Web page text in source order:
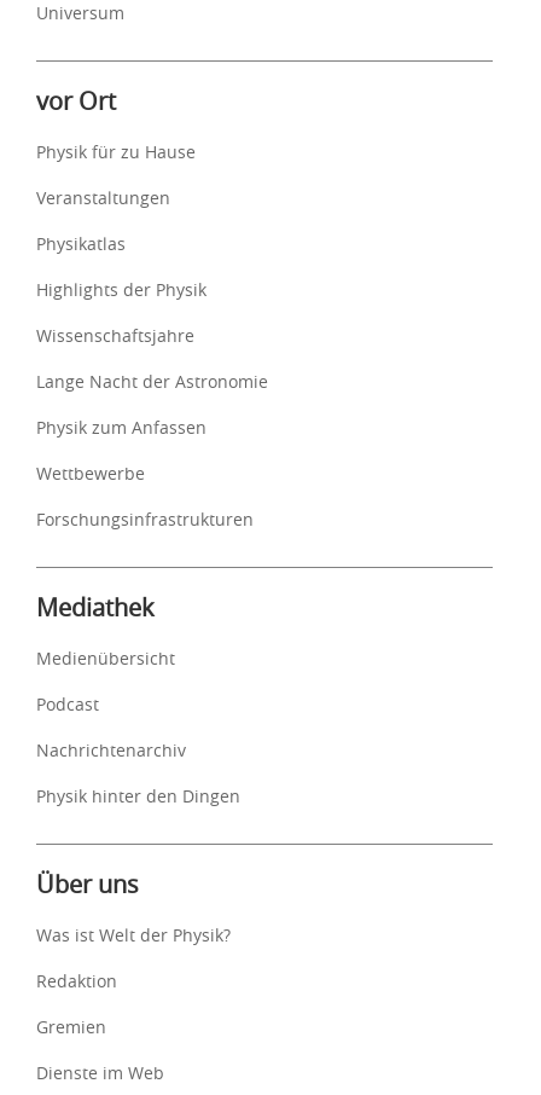
Universum
vor Ort
Physik für zu Hause
Veranstaltungen
Physikatlas
Highlights der Physik
Wissenschaftsjahre
Lange Nacht der Astronomie
Physik zum Anfassen
Wettbewerbe
Forschungsinfrastrukturen
Mediathek
Medienübersicht
Podcast
Nachrichtenarchiv
Physik hinter den Dingen
Über uns
Was ist Welt der Physik?
Redaktion
Gremien
Dienste im Web